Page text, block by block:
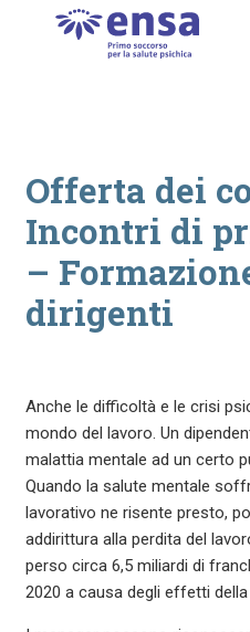
Offerta dei
Incontri di
–
dirigenti
Anche le difficoltà e le crisi
mondo del lavoro. Un
malattia mentale ad un certo
Quando la salute mentale
lavorativo ne risente presto,
addirittura alla perdita del
perso circa 6,5 miliardi di
2020 a causa degli effetti